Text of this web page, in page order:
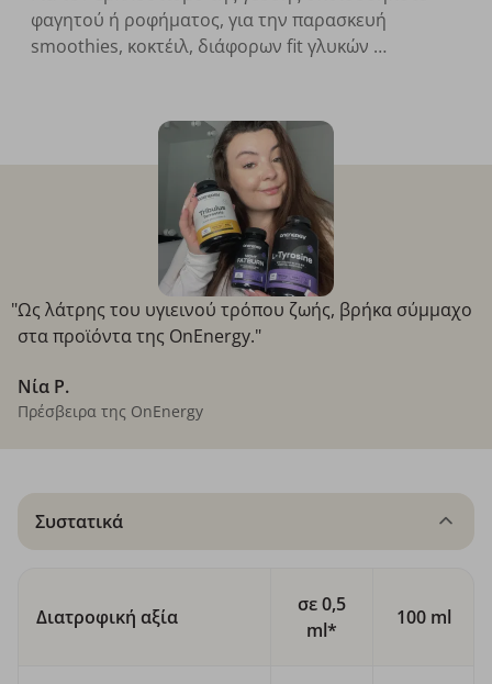
φαγητού ή ροφήματος, για την παρασκευή
smoothies, κοκτέιλ, διάφορων fit γλυκών …
"Ως λάτρης του υγιεινού τρόπου ζωής, βρήκα σύμμαχο
στα προϊόντα της OnEnergy."
Νία P.
Πρέσβειρα της OnEnergy
Συστατικά
Διατροφική αξία
σε 0,5
ml*
100 ml